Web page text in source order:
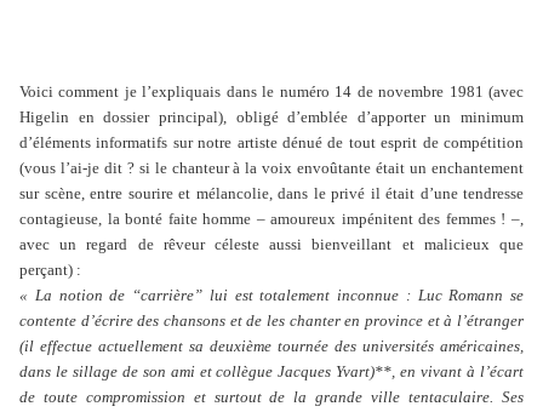
Voici comment je l’expliquais dans le numéro 14 de novembre 1981 (avec
Higelin en dossier principal), obligé d’emblée d’apporter un minimum
d’éléments informatifs sur notre artiste dénué de tout esprit de compétition
(vous l’ai-je dit ? si le chanteur à la voix envoûtante était un enchantement
sur scène, entre sourire et mélancolie, dans le privé il était d’une tendresse
contagieuse, la bonté faite homme – amoureux impénitent des femmes ! –,
avec un regard de rêveur céleste aussi bienveillant et malicieux que
perçant) :
« La notion de “carrière” lui est totalement inconnue : Luc Romann se
contente d’écrire des chansons et de les chanter en province et à l’étranger
(il effectue actuellement sa deuxième tournée des universités américaines,
dans le sillage de son ami et collègue Jacques Yvart)**, en vivant à l’écart
de toute compromission et surtout de la grande ville tentaculaire. Ses